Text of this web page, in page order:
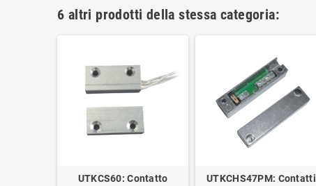
6 altri prodotti della stessa categoria:
UTKCS60: Contatto
UTKCHS47PM: Contatti